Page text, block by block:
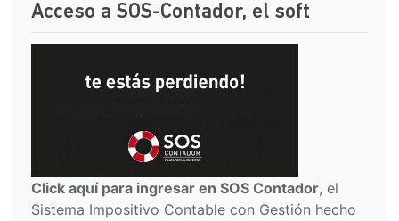
Acceso a SOS-Contador, el soft
Click aquí para ingresar en SOS Contador, el
Sistema Impositivo Contable con Gestión hecho